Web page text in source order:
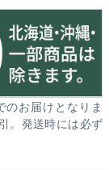
お届けとなりま
。発送時には必ず